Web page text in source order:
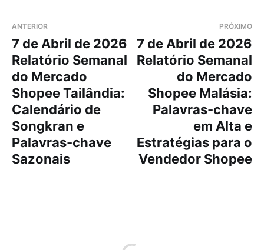
ANTERIOR
7 de Abril de 2026
Relatório Semanal
do Mercado
Shopee Tailândia:
Calendário de
Songkran e
Palavras-chave
Sazonais
PRÓXIMO
7 de Abril de 2026
Relatório Semanal
do Mercado
Shopee Malásia:
Palavras-chave
em Alta e
Estratégias para o
Vendedor Shopee